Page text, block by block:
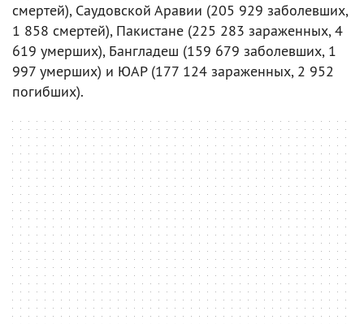
смертей), Саудовской Аравии (205 929 заболевших,
1 858 смертей), Пакистане (225 283 зараженных, 4
619 умерших), Бангладеш (159 679 заболевших, 1
997 умерших) и ЮАР (177 124 зараженных, 2 952
погибших).